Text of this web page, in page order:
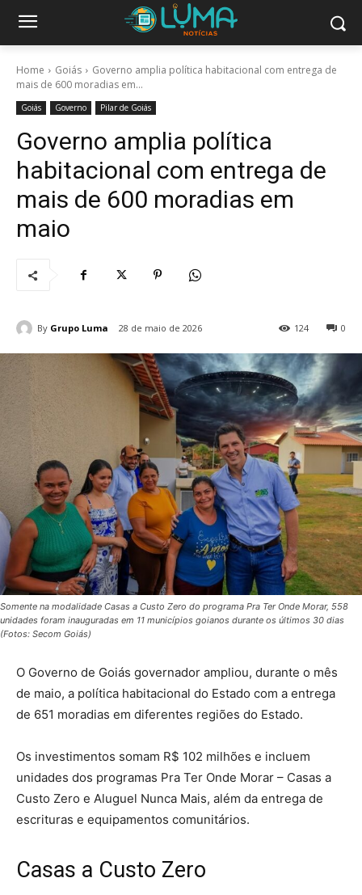
Home Goiás
Governo amplia política habitacional com entrega de
mais de 600 moradias em...
Goiás Governo Pilar de Goiás
Governo amplia política
habitacional com entrega de
mais de 600 moradias em
maio
By Grupo Luma 28 de maio de 2026 0
124
Somente na modalidade Casas a Custo Zero do programa Pra Ter Onde Morar, 558
unidades foram inauguradas em 11 municípios goianos durante os últimos 30 dias
(Fotos: Secom Goiás)
O Governo de Goiás governador ampliou, durante o mês
de maio, a política habitacional do Estado com a entrega
de 651 moradias em diferentes regiões do Estado.
Os investimentos somam R$ 102 milhões e incluem
unidades dos programas Pra Ter Onde Morar – Casas a
Custo Zero e Aluguel Nunca Mais, além da entrega de
escrituras e equipamentos comunitários.
Casas a Custo Zero